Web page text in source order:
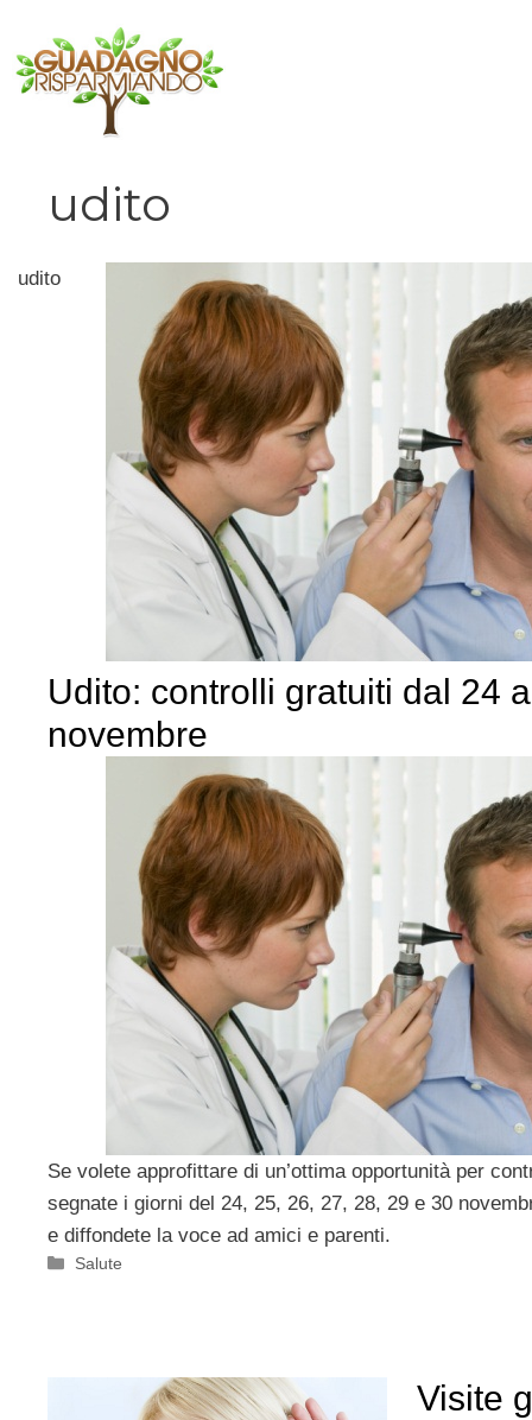
contenuto
udito
udito
Udito: controlli gratuiti dal 24
novembre
Se volete approfittare di un’ottima opportunità per
segnate i giorni del 24, 25, 26, 27, 28, 29 e 30
e diffondete la voce ad amici e parenti.
Categorie
Salute
Visite